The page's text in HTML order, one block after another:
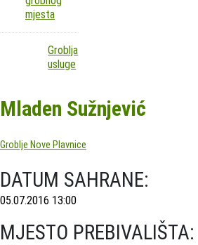
mjesta
Groblja
usluge
Mladen Sužnjević
Groblje Nove Plavnice
DATUM SAHRANE:
05.07.2016 13:00
MJESTO PREBIVALIŠTA: